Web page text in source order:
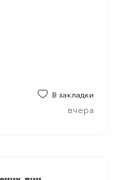
В закладки
вчера